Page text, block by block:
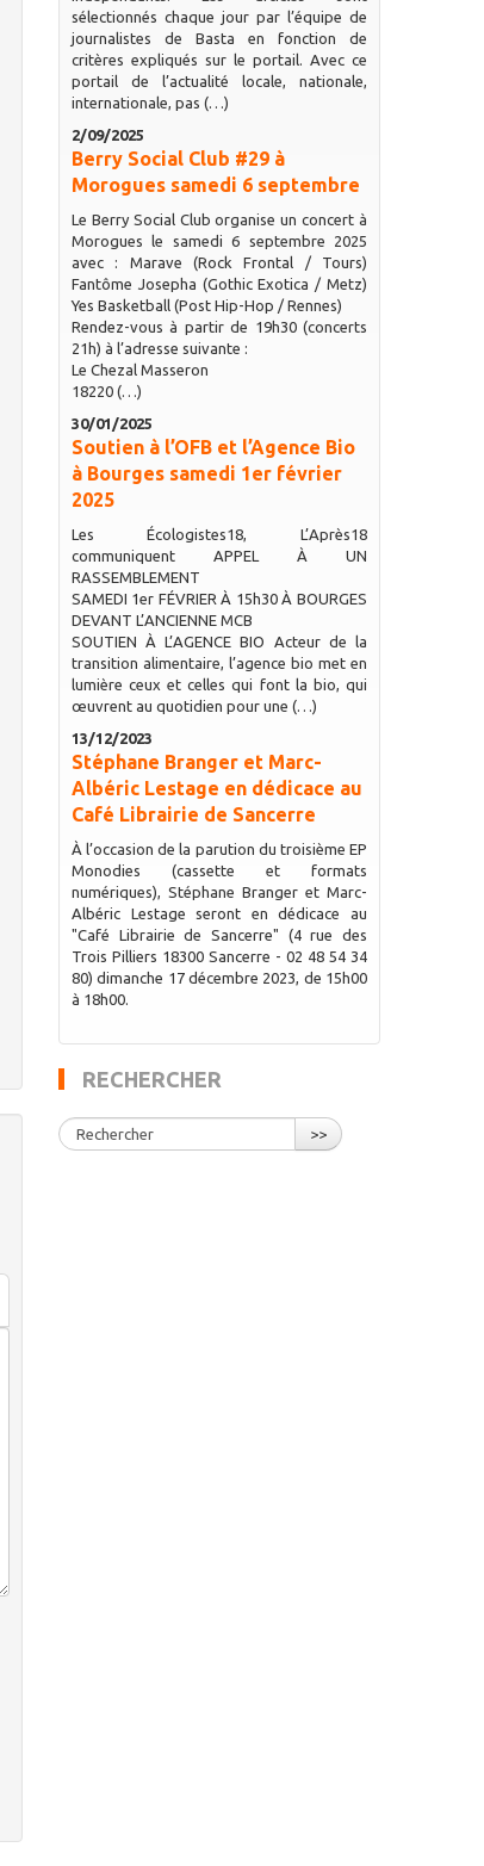
sélectionnés chaque jour par l’équipe de
journalistes de Basta en fonction de
critères expliqués sur le portail. Avec ce
portail de l’actualité locale, nationale,
internationale, pas (…)
2/09/2025
Berry Social Club #29 à
Morogues samedi 6 septembre
Le Berry Social Club organise un concert à
Morogues le samedi 6 septembre 2025
avec : Marave (Rock Frontal / Tours)
Fantôme Josepha (Gothic Exotica / Metz)
Yes Basketball (Post Hip-Hop / Rennes)
Rendez-vous à partir de 19h30 (concerts
21h) à l’adresse suivante :
Le Chezal Masseron
18220 (…)
30/01/2025
Soutien à l’OFB et l’Agence Bio
à Bourges samedi 1er février
2025
Les Écologistes18, L’Après18
communiquent APPEL À UN
RASSEMBLEMENT
SAMEDI 1er FÉVRIER À 15h30 À BOURGES
DEVANT L’ANCIENNE MCB
SOUTIEN À L’AGENCE BIO Acteur de la
transition alimentaire, l’agence bio met en
lumière ceux et celles qui font la bio, qui
œuvrent au quotidien pour une (…)
13/12/2023
Stéphane Branger et Marc-
Albéric Lestage en dédicace au
Café Librairie de Sancerre
À l’occasion de la parution du troisième EP
Monodies (cassette et formats
numériques), Stéphane Branger et Marc-
Albéric Lestage seront en dédicace au
"Café Librairie de Sancerre" (4 rue des
Trois Pilliers 18300 Sancerre - 02 48 54 34
80) dimanche 17 décembre 2023, de 15h00
à 18h00.
RECHERCHER
>>